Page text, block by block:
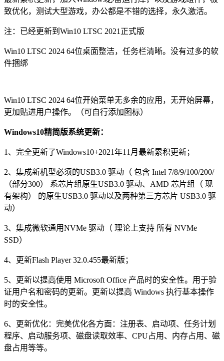
致优化，测试大型游戏，办公都是不错的选择，永久激活。
注：已经更新到Win10 LTSC 2021正式版
Win10 LTSC 2024 64位桌面整洁，任务栏清晰。没有过多的软
件捆绑
Win10 LTSC 2024 64位开始菜单无多余的应用，无开始屏幕，
更加贴进用户操作。（可自行添加图标）
Windows10精简版系统更新：
1、完全更新了Windows10+2021年11月最新累积更新；
2、集成新机型必须的USB3.0 驱动（ 包含 Intel 7/8/9/100/200/
（部分300） 系芯片组原生USB3.0 驱动、AMD 芯片组（ 现
有架构） 的原生USB3.0 驱动以及两种第三方芯片 USB3.0 驱
动）
3、集成微软通用NVMe 驱动（ 理论上支持 所有 NVMe
SSD）
4、更新Flash Player 32.0.455最新版；
5、更新以提高使用 Microsoft Office 产品时的安全性。用于验
证用户名和密码的更新。更新以提高 Windows 执行基本操作
时的安全性。
6、更新优化：完美优化各方面：注册表、启动项、任务计划
程序、启动服务项、磁盘读取效率、CPU占用、内存占用、磁
盘占用等等。